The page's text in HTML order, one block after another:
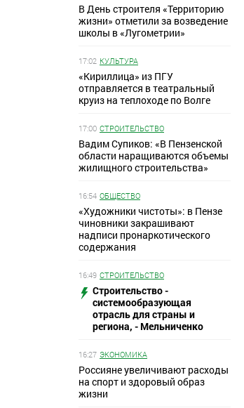
В День строителя «Территорию
жизни» отметили за возведение
школы в «Лугометрии»
17:02 КУЛЬТУРА
«Кириллица» из ПГУ
отправляется в театральный
круиз на теплоходе по Волге
17:00 СТРОИТЕЛЬСТВО
Вадим Супиков: «В Пензенской
области наращиваются объемы
жилищного строительства»
16:54 ОБЩЕСТВО
«Художники чистоты»: в Пензе
чиновники закрашивают
надписи пронаркотического
содержания
16:49 СТРОИТЕЛЬСТВО
Строительство -
системообразующая
отрасль для страны и
региона, - Мельниченко
16:27 ЭКОНОМИКА
Россияне увеличивают расходы
на спорт и здоровый образ
жизни